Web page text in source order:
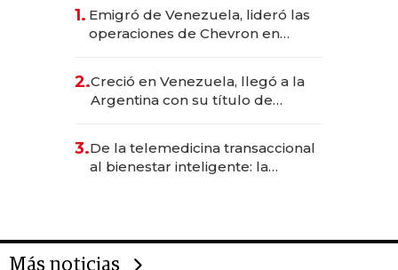
1. Emigró de Venezuela, lideró las
operaciones de Chevron en
2.Creció en Venezuela, llegó a la
Argentina con su título de
las marcas "fast premium"
3.De la telemedicina transaccional
al bienestar inteligente: la
Más noticias